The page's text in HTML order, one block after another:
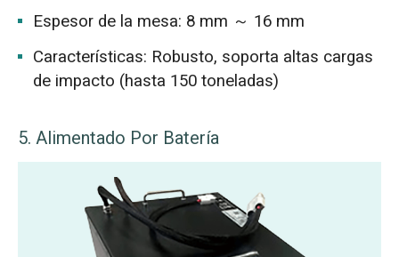
Espesor de la mesa: 8 mm ～ 16 mm
Características: Robusto, soporta altas cargas
de impacto (hasta 150 toneladas)
5. Alimentado Por Batería